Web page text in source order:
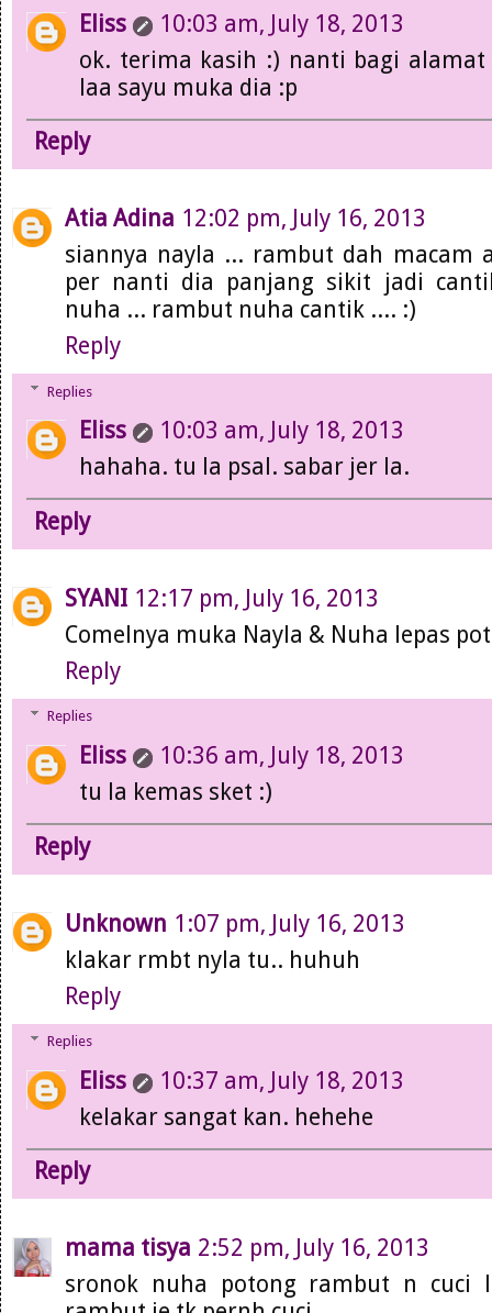
Eliss
10:03 am, July 18, 2013
ok. terima kasih :) nanti bagi
laa sayu muka dia :p
Reply
Atia Adina 12:02 pm, July 16, 2013
siannya nayla ... rambut dah macam
per nanti dia panjang sikit jadi
nuha ... rambut nuha cantik .... :)
Reply
Replies
Eliss
10:03 am, July 18, 2013
hahaha. tu la psal. sabar jer la.
Reply
SYANI 12:17 pm, July 16, 2013
Comelnya muka Nayla & Nuha lepas
Reply
Replies
Eliss
10:36 am, July 18, 2013
tu la kemas sket :)
Reply
Unknown 1:07 pm, July 16, 2013
klakar rmbt nyla tu.. huhuh
Reply
Replies
Eliss
10:37 am, July 18, 2013
kelakar sangat kan. hehehe
Reply
mama tisya 2:52 pm, July 16, 2013
sronok nuha potong rambut n cuci